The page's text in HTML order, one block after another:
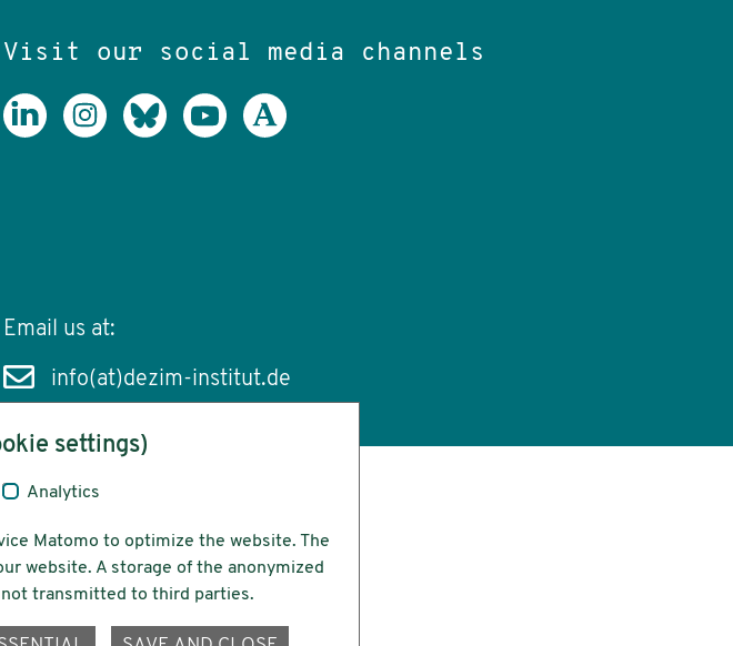
Visit our social media channels
Email us at:
info(at)dezim-institut.de
settings)
Analytics
Matomo to optimize the website. The
website. A storage of the anonymized
transmitted to third parties.